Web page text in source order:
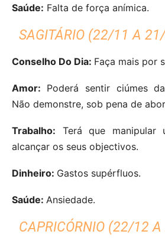
Saúde: Falta de força anímica.
SAGITÁRIO (22/11 A
Conselho Do Dia: Faça mais por
Amor: Poderá sentir ciúmes
Não demonstre, sob pena de
Trabalho: Terá que manipular
alcançar os seus objectivos.
Dinheiro: Gastos supérfluos.
Saúde: Ansiedade.
CAPRICÓRNIO (22/12